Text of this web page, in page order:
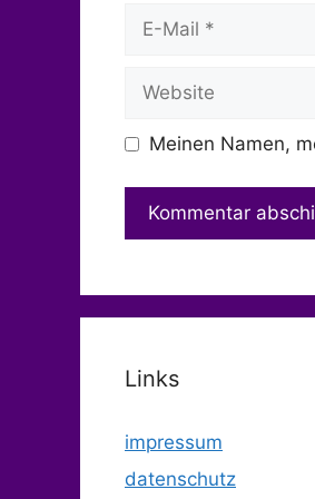
Website
Meinen Namen,
Links
impressum
datenschutz